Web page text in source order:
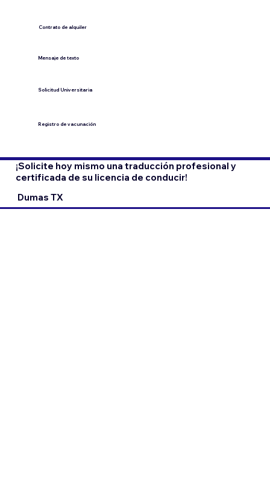
Contrato de alquiler
​Mensaje de texto
​Solicitud Universitaria
Registro de vacunación
¡Solicite hoy mismo una traducción profesional y
certificada de su licencia de conducir!
Dumas TX